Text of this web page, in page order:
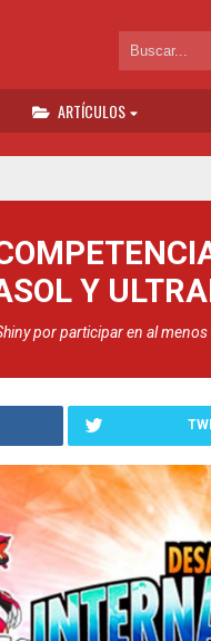
ARTÍCULOS
Y
por participar en al